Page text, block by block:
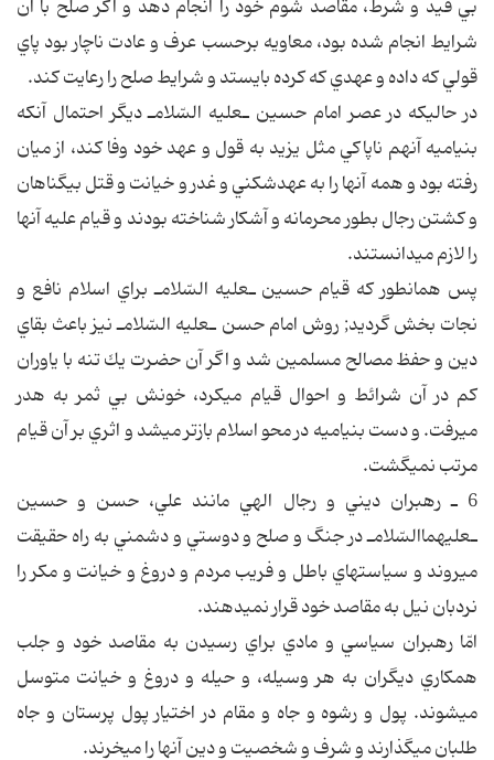
بي قيد و شرط، مقاصد شوم خود را انجام دهد و اگر صلح با آن
شرايط انجام شده بود، معاويه برحسب عرف و عادت ناچار بود پاي
قولي كه داده و عهدي كه كرده بايستد و شرايط صلح را رعايت كند.
در حاليكه در عصر امام حسين ـ‎عليه السّلام‎ـ ديگر احتمال آنكه
بني‎اميه آنهم ناپاكي مثل يزيد به قول و عهد خود وفا كند، از ميان
رفته بود و همه آنها را به عهدشكني و غدر و خيانت و قتل بيگناهان
و كشتن رجال بطور محرمانه و آشكار شناخته بودند و قيام عليه آنها
را لازم مي‎دانستند.
پس همانطور كه قيام حسين ـ‎عليه السّلام‎ـ براي اسلام نافع و
نجات بخش گرديد; روش امام حسن ـ‎عليه السّلام‎ـ نيز باعث بقاي
دين و حفظ مصالح مسلمين شد و اگر آن حضرت يك تنه با ياوران
كم در آن شرائط و احوال قيام مي‎كرد، خونش بي ثمر به هدر
مي‎رفت. و دست بني‎اميه در محو اسلام بازتر مي‎شد و اثري بر آن قيام
مرتب نمي‎گشت.
6 ـ رهبران ديني و رجال الهي مانند علي، حسن و حسين
ـ‎عليهماالسّلام‎ـ در جنگ و صلح و دوستي و دشمني به راه حقيقت
مي‎روند و سياست‎هاي باطل و فريب مردم و دروغ و خيانت و مكر را
نردبان نيل به مقاصد خود قرار نمي‎دهند.
امّا رهبران سياسي و مادي براي رسيدن به مقاصد خود و جلب
همكاري ديگران به هر وسيله، و حيله و دروغ و خيانت متوسل
مي‎شوند. پول و رشوه و جاه و مقام در اختيار پول پرستان و جاه
طلبان مي‎گذارند و شرف و شخصيت و دين آنها را مي‎خرند.